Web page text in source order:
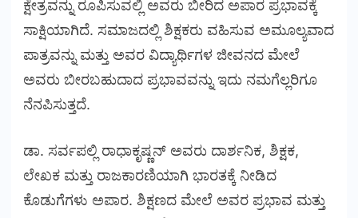
ಕ್ಷೇತ್ರವನ್ನು ರೂಪಿಸುವಲ್ಲಿ ಅವರು ಬೀರಿದ ಅಪಾರ ಪ್ರಭಾವಕ್ಕೆ
ಸಾಕ್ಷಿಯಾಗಿದೆ. ಸಮಾಜದಲ್ಲಿ ಶಿಕ್ಷಕರು ವಹಿಸುವ ಅಮೂಲ್ಯವಾದ
ಪಾತ್ರವನ್ನು ಮತ್ತು ಅವರ ವಿದ್ಯಾರ್ಥಿಗಳ ಜೀವನದ ಮೇಲೆ
ಅವರು ಬೀರಬಹುದಾದ ಪ್ರಭಾವವನ್ನು ಇದು ನಮಗೆಲ್ಲರಿಗೂ
ನೆನಪಿಸುತ್ತದೆ.
ಡಾ. ಸರ್ವಪಲ್ಲಿ ರಾಧಾಕೃಷ್ಣನ್ ಅವರು ದಾರ್ಶನಿಕ, ಶಿಕ್ಷಕ,
ಲೇಖಕ ಮತ್ತು ರಾಜಕಾರಣಿಯಾಗಿ ಭಾರತಕ್ಕೆ ನೀಡಿದ
ಕೊಡುಗೆಗಳು ಅಪಾರ. ಶಿಕ್ಷಣದ ಮೇಲೆ ಅವರ ಪ್ರಭಾವ ಮತ್ತು